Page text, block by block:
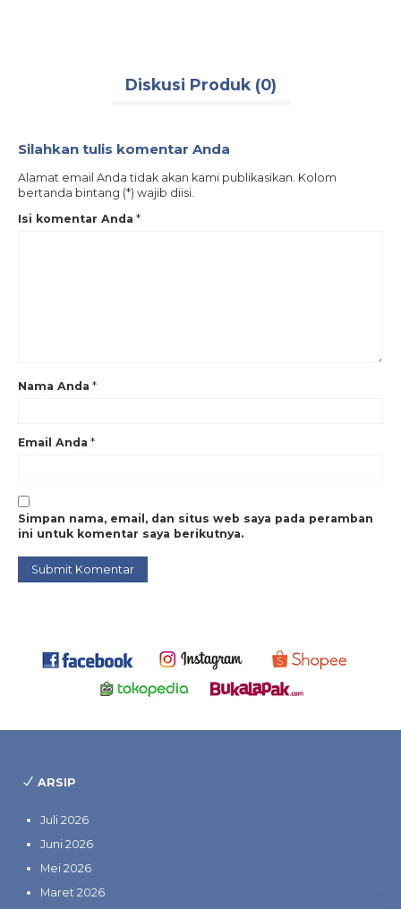
Diskusi Produk (0)
Silahkan tulis komentar Anda
Alamat email Anda tidak akan kami publikasikan. Kolom
bertanda bintang (*) wajib diisi.
Isi komentar Anda *
Nama Anda *
Email Anda *
Simpan nama, email, dan situs web saya pada peramban
ini untuk komentar saya berikutnya.
ARSIP
Juli 2026
Juni 2026
Mei 2026
Maret 2026